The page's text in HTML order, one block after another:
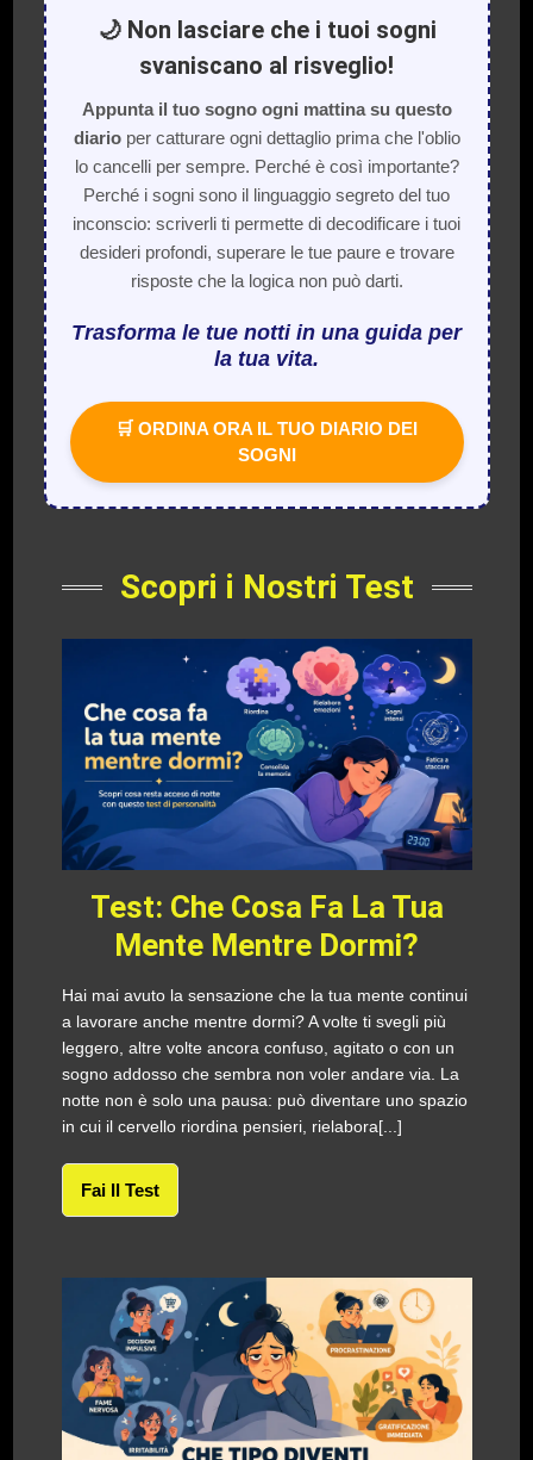
🌙 Non lasciare che i tuoi sogni
svaniscano al risveglio!
Appunta il tuo sogno ogni mattina su questo
diarioper catturare ogni dettaglio prima che l'oblio
lo cancelli per sempre. Perché è così importante?
Perché i sogni sono il linguaggio segreto del tuo
inconscio: scriverli ti permette di decodificare i tuoi
desideri profondi, superare le tue paure e trovare
risposte che la logica non può darti.
Trasforma le tue notti in una guida per
la tua vita.
🛒 ORDINA ORA IL TUO DIARIO DEI
SOGNI
Scopri i Nostri Test
Test: Che Cosa Fa La Tua
Mente Mentre Dormi?
Hai mai avuto la sensazione che la tua mente continui
a lavorare anche mentre dormi? A volte ti svegli più
leggero, altre volte ancora confuso, agitato o con un
sogno addosso che sembra non voler andare via. La
notte non è solo una pausa: può diventare uno spazio
in cui il cervello riordina pensieri, rielabora[...]
Fai Il Test